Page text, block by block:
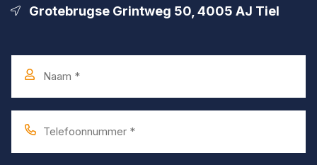
Grotebrugse Grintweg 50, 4005 AJ Tiel